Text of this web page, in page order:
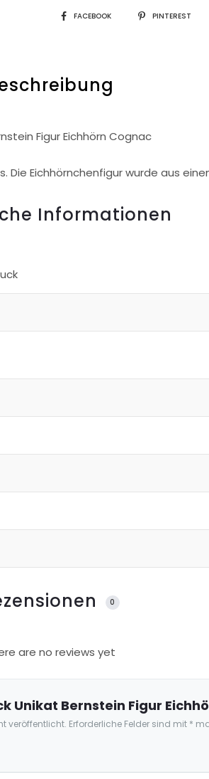
SHAREFACEBOOK PINTEREST
Figur Eichhörn Cognac
Die Eichhörnchenfigur wurde aus
Informationen
0
are no reviews yet
Unikat Bernstein Figur
veröffentlicht. Erforderliche Felder sind mit *